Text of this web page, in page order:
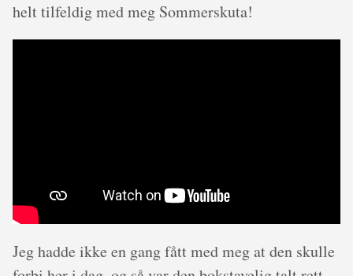
helt tilfeldig med meg Sommerskuta!
Jeg hadde ikke en gang fått med meg at den skulle